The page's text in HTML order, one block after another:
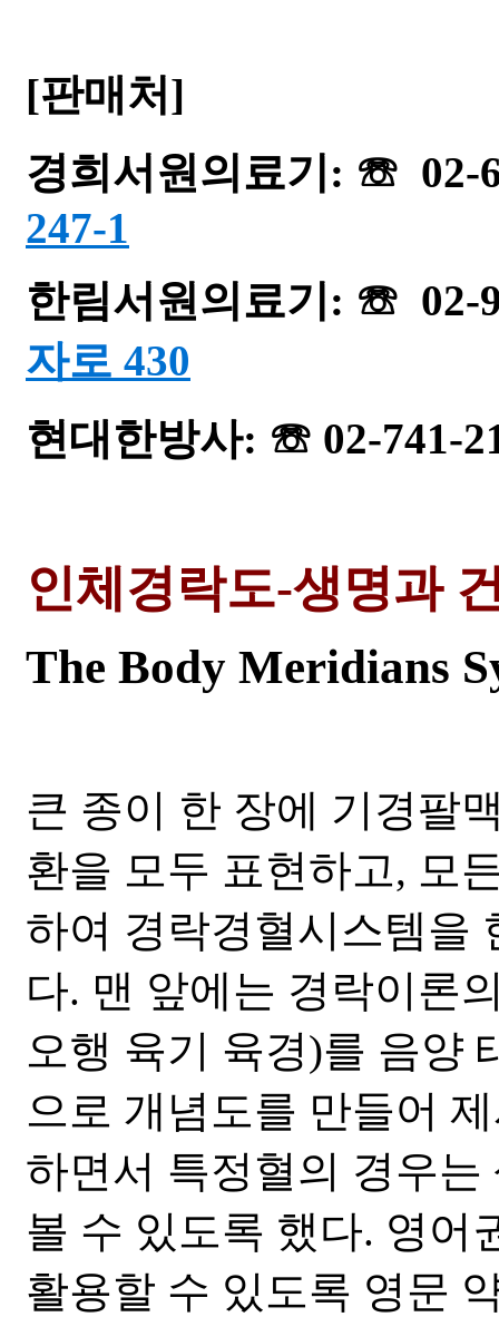
[판매처]
경희서원의료기: ☏ 02-
247-1
한림서원의료기: ☏ 02-
자로 430
현대한방사: ☏ 02-741-
인체경락도-생명과
The Body Meridians
큰 종이 한 장에 기경팔
환을 모두 표현하고, 모
하여 경락경혈시스템을
다. 맨 앞에는 경락이론
오행 육기 육경)를 음양
으로 개념도를 만들어
하면서 특정혈의 경우
볼 수 있도록 했다. 영어
활용할 수 있도록 영문